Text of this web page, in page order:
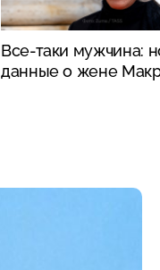
Все-таки мужчина:
данные о жене